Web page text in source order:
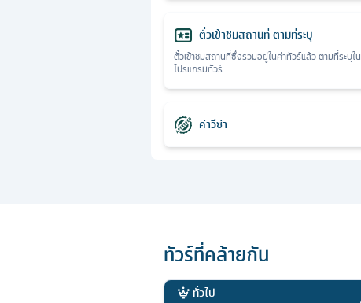
ตั๋วเข้าชมสถานที่ ตามที่ระบุ
ตั๋วเข้าชมสถานที่ซึ่งรวมอยู่ในค่าทัวร์แล้ว ตามที่ระบุใน
โปรแกรมทัวร์
ค่าวีซ่า
ทัวร์ที่คล้ายกัน
ทั่วไป